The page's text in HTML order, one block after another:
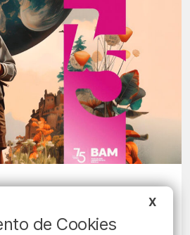
educativa
X
de Cookies